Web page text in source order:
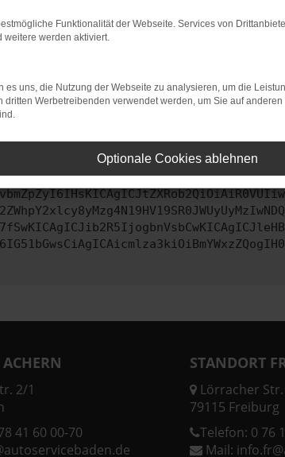
bestimmter Seiten verhindern.
beheben.
auf dem neuesten Stand sind.
kann auch dazu führen, dass bestimmte
uns bitte. Wir werden versuchen, das
2/1
41 60 00-70
STANDORT
Lörracher
79115 Freiburg
Telefon: 0 76
Mail:
Funktionalität der Webseite. Services von
weitere werden aktiviert.
es uns, die Nutzung der Webseite zu analysieren, um die
dritten Werbetreibenden verwendet werden, um Sie auf
Optionale Cookies ablehnen